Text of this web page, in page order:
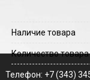
Наличие товара
Количество товара
Телефон: +7 (343)